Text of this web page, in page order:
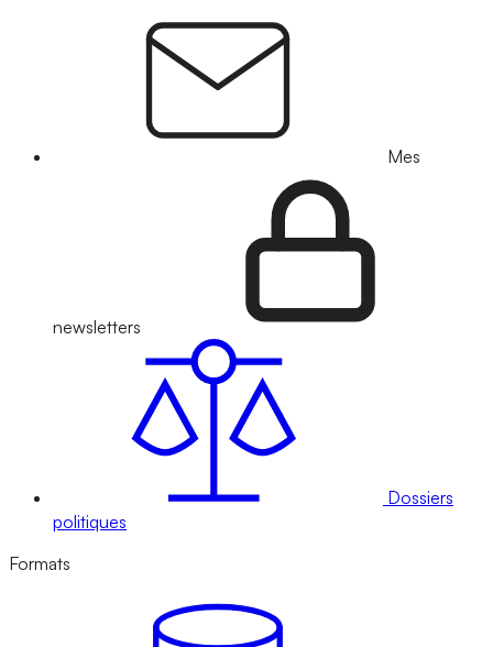
Mes
newsletters
Dossiers
politiques
Formats